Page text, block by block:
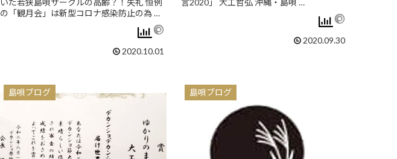
いた若狭島唄サークルの高齢？！失礼 恒例
の「観月会」は新型コロナ感染防止の為 …
2020.10.01
言2020」 大工哲弘 沖縄・島唄 …
2020.09.30
島唄ブログ 島唄ブログ